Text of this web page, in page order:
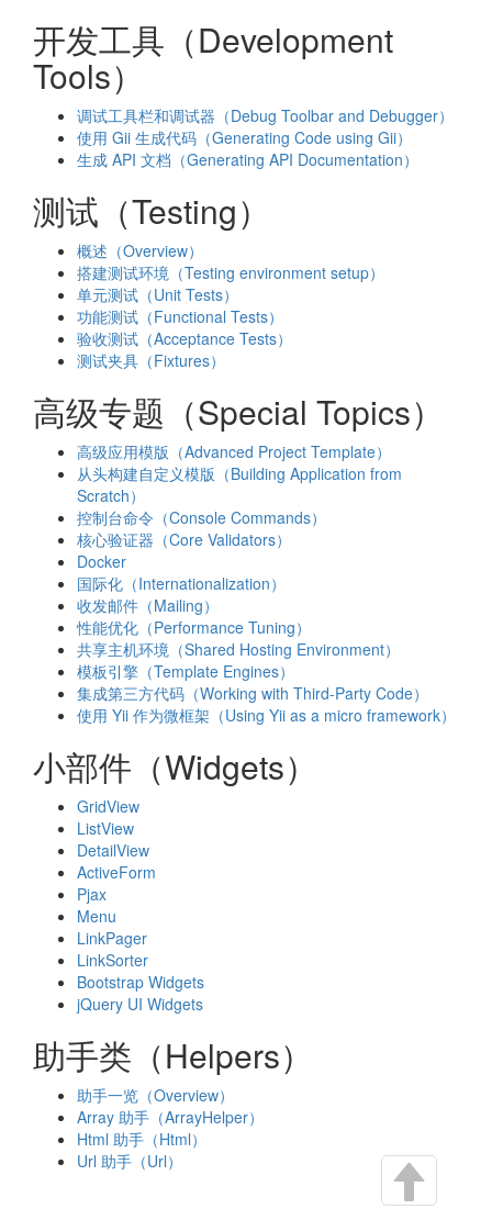
开发工具（Development
Tools）
调试工具栏和调试器（Debug Toolbar and Debugger）
使用 Gii 生成代码（Generating Code using Gii）
生成 API 文档（Generating API Documentation）
测试（Testing）
概述（Overview）
搭建测试环境（Testing environment setup）
单元测试（Unit Tests）
功能测试（Functional Tests）
验收测试（Acceptance Tests）
测试夹具（Fixtures）
高级专题（Special Topics）
高级应用模版（Advanced Project Template）
从头构建自定义模版（Building Application from
Scratch）
控制台命令（Console Commands）
核心验证器（Core Validators）
Docker
国际化（Internationalization）
收发邮件（Mailing）
性能优化（Performance Tuning）
共享主机环境（Shared Hosting Environment）
模板引擎（Template Engines）
集成第三方代码（Working with Third-Party Code）
使用 Yii 作为微框架（Using Yii as a micro framework）
小部件（Widgets）
GridView
ListView
DetailView
ActiveForm
Pjax
Menu
LinkPager
LinkSorter
Bootstrap Widgets
jQuery UI Widgets
助手类（Helpers）
助手一览（Overview）
Array 助手（ArrayHelper）
Html 助手（Html）
Url 助手（Url）